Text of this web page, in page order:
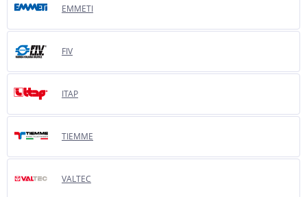
EMMETI
FIV
ITAP
TIEMME
VALTEC